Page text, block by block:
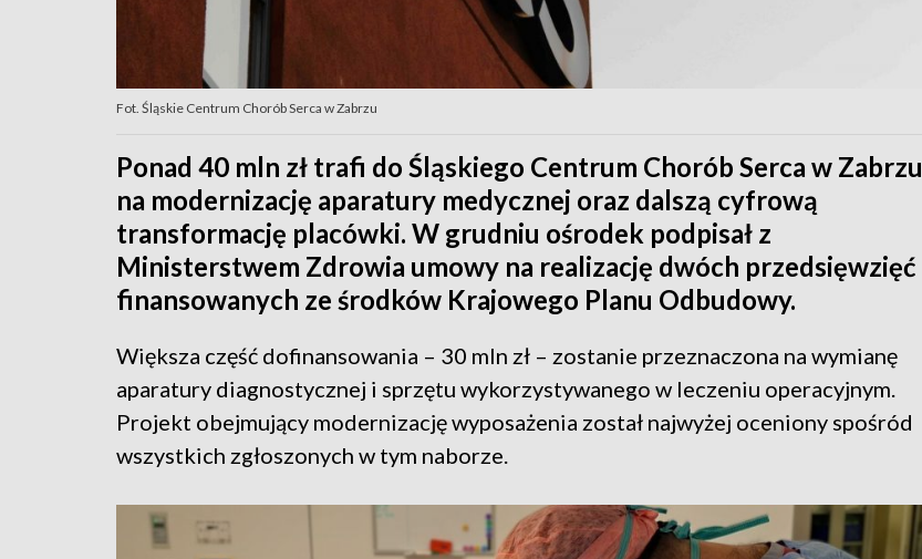
Fot. Śląskie Centrum Chorób Serca w Zabrzu
Ponad 40 mln zł trafi do Śląskiego Centrum Chorób Serca w Zabrzu
na modernizację aparatury medycznej oraz dalszą cyfrową
transformację placówki. W grudniu ośrodek podpisał z
Ministerstwem Zdrowia umowy na realizację dwóch przedsięwzięć
finansowanych ze środków Krajowego Planu Odbudowy.
Większa część dofinansowania – 30 mln zł – zostanie przeznaczona na wymianę
aparatury diagnostycznej i sprzętu wykorzystywanego w leczeniu operacyjnym.
Projekt obejmujący modernizację wyposażenia został najwyżej oceniony spośród
wszystkich zgłoszonych w tym naborze.